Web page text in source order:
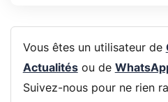
Vous êtes un utilisateur de
Actualitésou de
Suivez-nous pour ne rien